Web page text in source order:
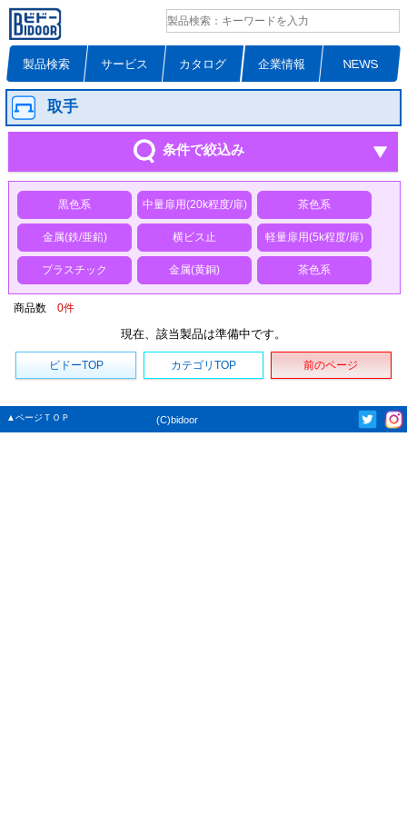
製品検索 サービス カタログ 企業情報 NEWS
取手
条件で絞込み
黒色系 中量扉用(20k程度/扉) 茶色系
金属(鉄/亜鉛) 横ビス止 軽量扉用(5k程度/扉)
プラスチック 金属(黄銅) 茶色系
商品数 0件
現在、該当製品は準備中です。
ビドーTOP カテゴリTOP 前のページ
▲ページＴＯＰ (C)bidoor